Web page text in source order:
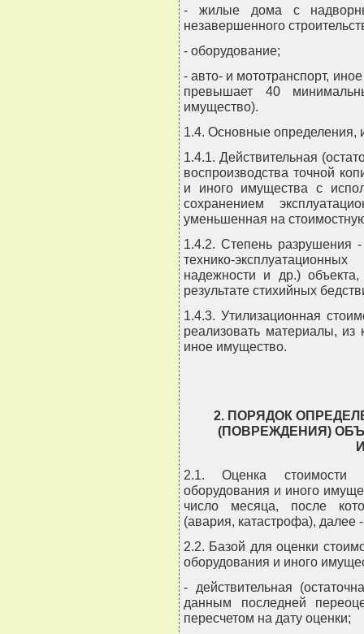
- жилые дома с
незавершенного
- оборудование;
- авто- и мототранспорт,
превышает 40
имущество).
1.4. Основные определения,
1.4.1. Действительная
воспроизводства точной
и иного имущества с
сохранением
уменьшенная на
1.4.2. Степень разрушения -
технико-
надежности и др.)
результате стихийных
1.4.3. Утилизационная
реализовать материалы, из
иное имущество.
2. ПОРЯДОК
(ПОВРЕЖДЕНИЯ)
2.1. Оценка стоимости
оборудования и иного
число месяца, после
(авария, катастрофа), далее
2.2. Базой для оценки
оборудования и иного
- действительная
данным последней
пересчетом на дату оценки;